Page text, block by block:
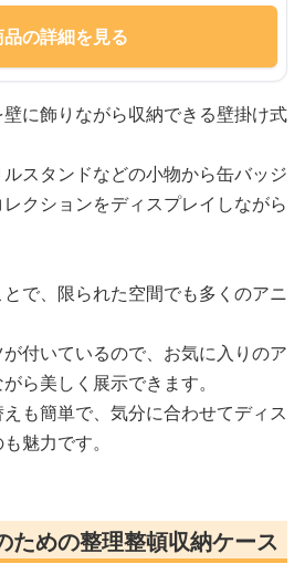
品の詳細を見る
に飾りながら収納できる壁掛け式
スタンドなどの小物から缶バッジ
クションをディスプレイしながら
で、限られた空間でも多くのアニ
付いているので、お気に入りのア
ら美しく展示できます。
も簡単で、気分に合わせてディス
魅力です。
ための整理整頓収納ケース